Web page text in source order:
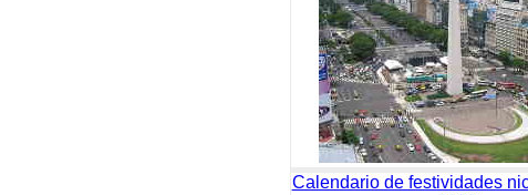
Calendario de festividades